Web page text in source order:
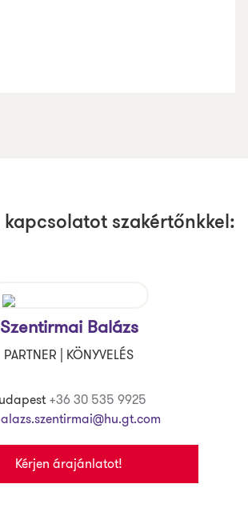
kapcsolatot szakértőnkkel:
Szentirmai Balázs
PARTNER | KÖNYVELÉS
+36 30 535 9925
Kérjen árajánlatot!